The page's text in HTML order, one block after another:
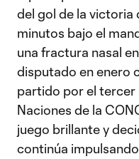
del gol de la
minutos bajo el
una fractura nasal
disputado en enero
partido por el tercer
Naciones de la
juego brillante y
continúa